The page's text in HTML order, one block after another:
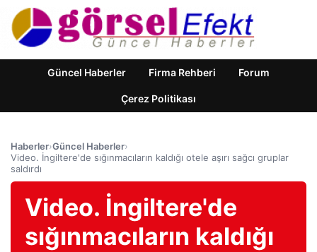
Güncel Haberler Firma Rehberi Forum
Çerez Politikası
Haberler›Güncel Haberler›
Video. İngiltere'de sığınmacıların kaldığı otele aşırı sağcı gruplar
saldırdı
Video. İngiltere'de
sığınmacıların kaldığı